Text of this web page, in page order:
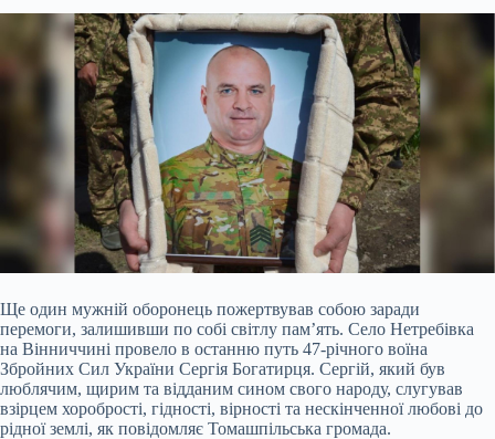
Ще один мужній оборонець пожертвував собою заради
перемоги, залишивши по собі світлу пам’ять. Село Нетребівка
на Вінниччині провело в останню путь 47-річного воїна
Збройних Сил України Сергія Богатирця. Сергій, який був
люблячим, щирим та відданим сином свого народу, слугував
взірцем хоробрості, гідності, вірності та нескінченної любові до
рідної землі, як повідомляє Томашпільська громада.